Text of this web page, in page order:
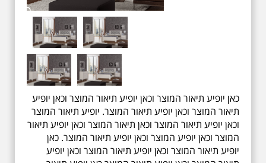
כאן יופיע תיאור המוצר וכאן יופיע תיאור המוצר וכאן יופיע
תיאור המוצר וכאן יופיע תיאור המוצר. יופיע תיאור המוצר
וכאן יופיע תיאור המוצר וכאן תיאור המוצר וכאן יופיע תיאור
המוצר וכאן יופיע המוצר וכאן יופיע תיאור המוצר. כאן
יופיע תיאור המוצר וכאן יופיע תיאור המוצר וכאן יופיע